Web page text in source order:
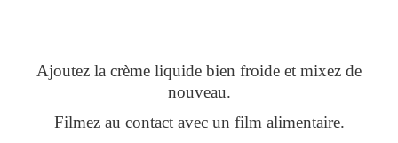
Ajoutez la crème liquide bien froide et mixez de
nouveau.
Filmez au contact avec un film alimentaire.